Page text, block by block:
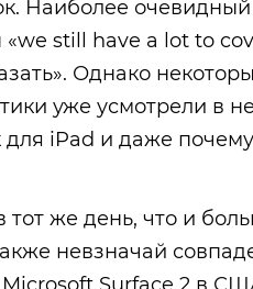
Наиболее
still have a lot to
Однако
уже усмотрели в
iPad и даже
тот же день, что и
невзначай